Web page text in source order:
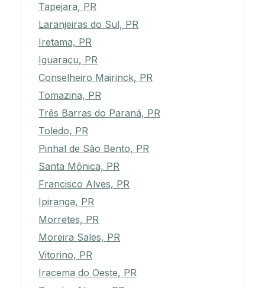
Tapejara, PR
Laranjeiras do Sul, PR
Iretama, PR
Iguaraçu, PR
Conselheiro Mairinck, PR
Tomazina, PR
Três Barras do Paraná, PR
Toledo, PR
Pinhal de São Bento, PR
Santa Mônica, PR
Francisco Alves, PR
Ipiranga, PR
Morretes, PR
Moreira Sales, PR
Vitorino, PR
Iracema do Oeste, PR